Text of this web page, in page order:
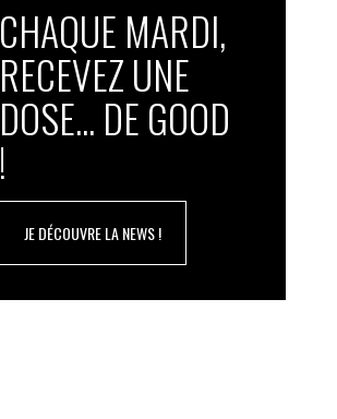
CHAQUE MARDI,
RECEVEZ UNE
DOSE... DE GOOD
!
JE DÉCOUVRE LA NEWS !